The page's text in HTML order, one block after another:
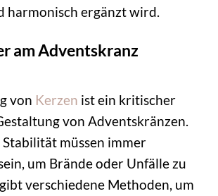
harmonisch ergänzt wird.
am Adventskranz
von Kerzen ist ein kritischer
von Adventskränzen.
müssen immer
um Brände oder Unfälle zu
verschiedene Methoden, um